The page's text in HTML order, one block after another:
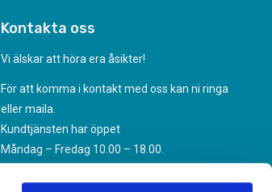
Kontakta oss
Vi älskar att höra era åsikter!
För att komma i kontakt med oss kan ni ringa
eller maila.
Kundtjänsten har öppet
Måndag – Fredag 10.00 – 18.00.
070-494 31 35